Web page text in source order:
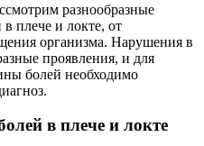
разнообразные
плече и локте, от
организма. Нарушения в
проявления, и для
болей необходимо
в плече и локте